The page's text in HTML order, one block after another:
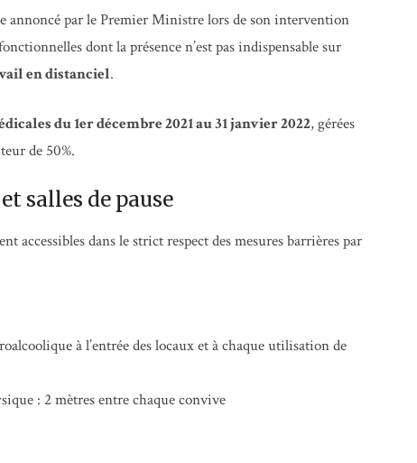
annoncé par le Premier Ministre lors de son intervention
dont la présence n’est pas indispensable sur
en distanciel.
du 1er décembre 2021 au 31 janvier 2022, gérées
de 50%.
salles de pause
accessibles dans le strict respect des mesures barrières par
à l’entrée des locaux et à chaque utilisation de
: 2 mètres entre chaque convive